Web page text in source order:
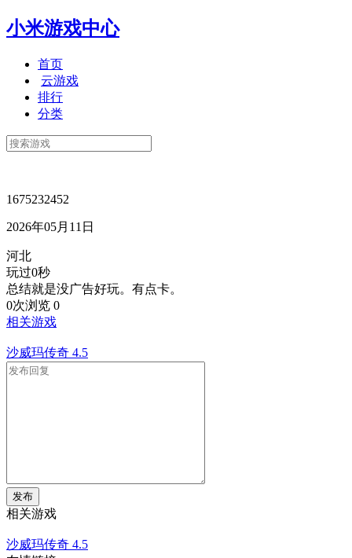
小米游戏中心
首页
云游戏
排行
分类
1675232452
2026年05月11日
河北
玩过0秒
总结就是没广告好玩。有点卡。
0次浏览 0
相关游戏
沙威玛传奇 4.5
发布
相关游戏
沙威玛传奇 4.5